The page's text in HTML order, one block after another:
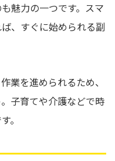
魅力の一つです。スマ
、すぐに始められる副
業を進められるため、
子育てや介護などで時
。